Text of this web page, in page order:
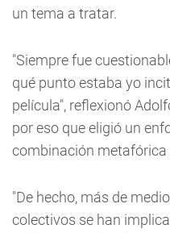
un tema a tratar.
"Siempre fue
qué punto estaba yo
película", reflexionó
por eso que eligió un
combinación metafórica
"De hecho, más de
colectivos se han